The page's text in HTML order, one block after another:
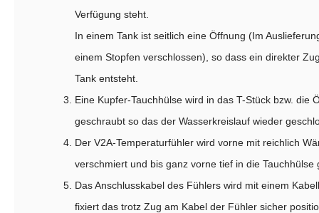
Verfügung steht.
In einem Tank ist seitlich eine Öffnung (Im
einem Stopfen verschlossen), so dass ein direkter
Tank entsteht.
Eine Kupfer-Tauchhülse wird in das T-Stück bzw. die
geschraubt so das der Wasserkreislauf wieder
Der V2A-Temperaturfühler wird vorne mit reichlich
verschmiert und bis ganz vorne tief in die Tauchhülse
Das Anschlusskabel des Fühlers wird mit einem
fixiert das trotz Zug am Kabel der Fühler sicher